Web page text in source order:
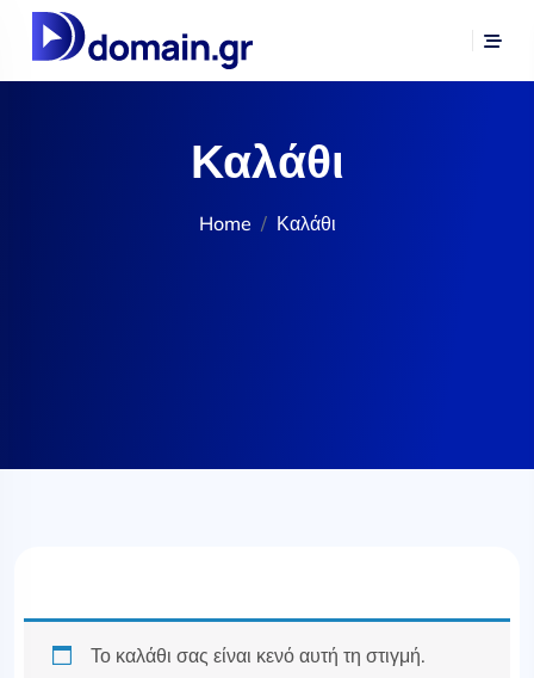
Καλάθι
Home Καλάθι
Το καλάθι σας είναι κενό αυτή τη στιγμή.